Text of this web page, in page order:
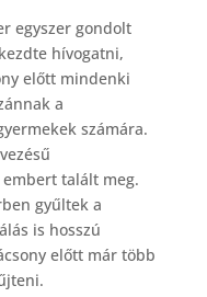
egyszer gondolt
hívogatni,
előtt mindenki
a
számára.
talált meg.
gyűltek a
is hosszú
előtt már több